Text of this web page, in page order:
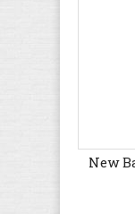
New